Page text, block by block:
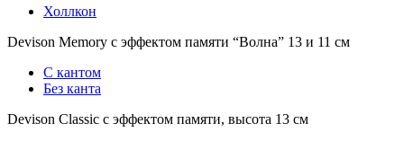
Холлкон
Devison Memory с эффектом памяти “Волна” 13 и 11 см
С кантом
Без канта
Devison Classic с эффектом памяти, высота 13 см